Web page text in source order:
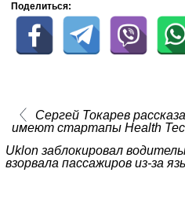
Поделиться:
Сергей Токарев
имеют стартапы Health
Uklon заблокировал
взорвала пассажиров из-за